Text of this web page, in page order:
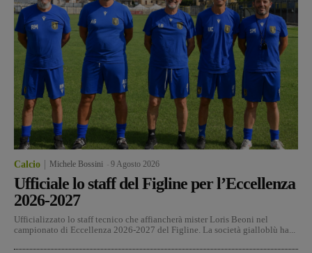
Calcio Michele Bossini 9 Agosto 2026
Ufficiale lo staff del Figline per l’Eccellenza
2026-2027
Ufficializzato lo staff tecnico che affiancherà mister Loris Beoni nel
campionato di Eccellenza 2026-2027 del Figline. La società gialloblù ha...